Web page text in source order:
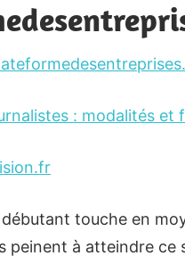
: modalités et
touche en
peinent à atteindre ce